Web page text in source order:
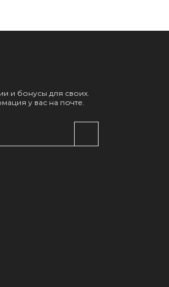
и бонусы для своих.
у вас на почте.